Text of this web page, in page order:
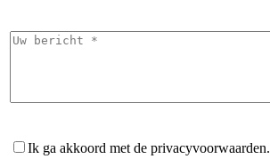
Ik ga akkoord met de privacyvoorwaarden.